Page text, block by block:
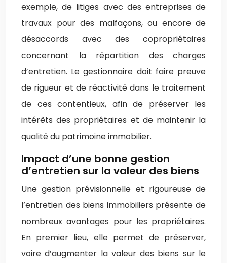
exemple, de litiges avec des entreprises de
travaux pour des malfaçons, ou encore de
désaccords avec des copropriétaires
concernant la répartition des charges
d’entretien. Le gestionnaire doit faire preuve
de rigueur et de réactivité dans le traitement
de ces contentieux, afin de préserver les
intérêts des propriétaires et de maintenir la
qualité du patrimoine immobilier.
Impact d’une bonne gestion
d’entretien sur la valeur des biens
Une gestion prévisionnelle et rigoureuse de
l’entretien des biens immobiliers présente de
nombreux avantages pour les propriétaires.
En premier lieu, elle permet de préserver,
voire d’augmenter la valeur des biens sur le